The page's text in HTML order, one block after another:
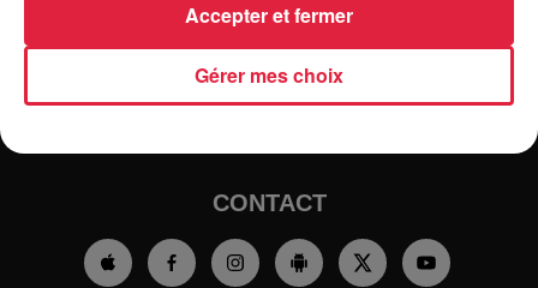
TRAQUEURS D'EMPLOI
AGENDA PODCASTS
CONTACT
Gérer mes choix
Accepter et fermer